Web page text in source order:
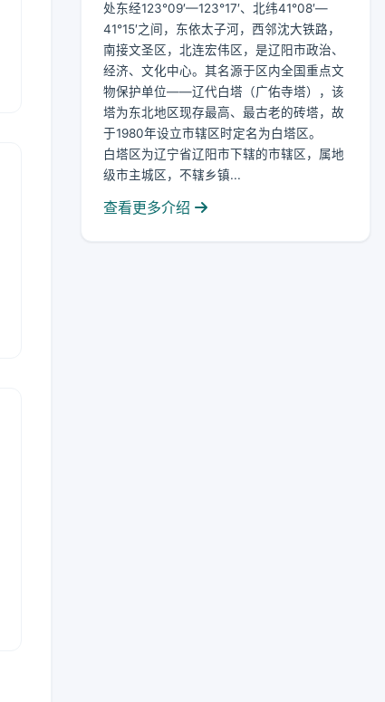
处东经123°09′—123°17′、北纬41°08′—
41°15′之间，东依太子河，西邻沈大铁路，
南接文圣区，北连宏伟区，是辽阳市政治、
经济、文化中心。其名源于区内全国重点文
物保护单位——辽代白塔（广佑寺塔），该
塔为东北地区现存最高、最古老的砖塔，故
于1980年设立市辖区时定名为白塔区。
白塔区为辽宁省辽阳市下辖的市辖区，属地
级市主城区，不辖乡镇...
查看更多介绍